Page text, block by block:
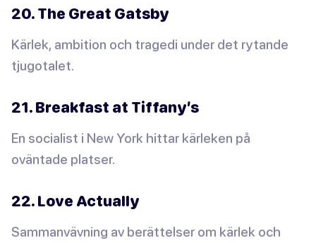
20. The Great Gatsby
Kärlek, ambition och tragedi under det rytande
tjugotalet.
21. Breakfast at Tiffany’s
En socialist i New York hittar kärleken på
oväntade platser.
22. Love Actually
Sammanvävning av berättelser om kärlek och